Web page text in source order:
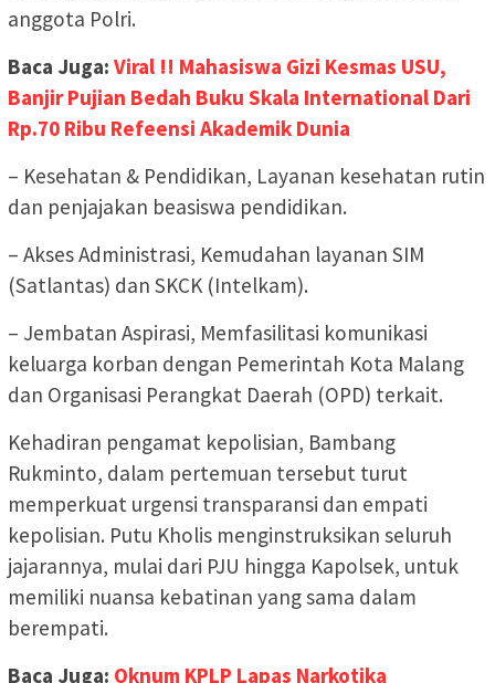
anggota Polri.
Baca Juga: Viral !! Mahasiswa Gizi Kesmas USU,
Banjir Pujian Bedah Buku Skala International Dari
Rp.70 Ribu Refeensi Akademik Dunia
– Kesehatan & Pendidikan, Layanan kesehatan rutin
dan penjajakan beasiswa pendidikan.
– Akses Administrasi, Kemudahan layanan SIM
(Satlantas) dan SKCK (Intelkam).
– Jembatan Aspirasi, Memfasilitasi komunikasi
keluarga korban dengan Pemerintah Kota Malang
dan Organisasi Perangkat Daerah (OPD) terkait.
Kehadiran pengamat kepolisian, Bambang
Rukminto, dalam pertemuan tersebut turut
memperkuat urgensi transparansi dan empati
kepolisian. Putu Kholis menginstruksikan seluruh
jajarannya, mulai dari PJU hingga Kapolsek, untuk
memiliki nuansa kebatinan yang sama dalam
berempati.
Baca Juga: Oknum KPLP Lapas Narkotika